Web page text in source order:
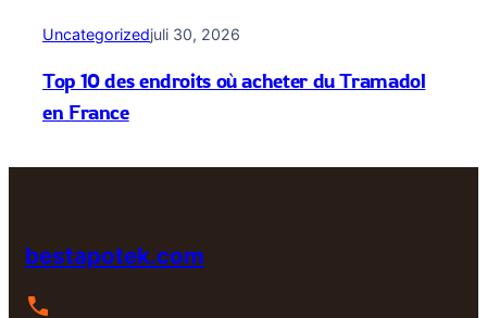
Uncategorizedjuli 30, 2026
Top 10 des endroits où acheter du Tramadol
en France
bestapotek.com